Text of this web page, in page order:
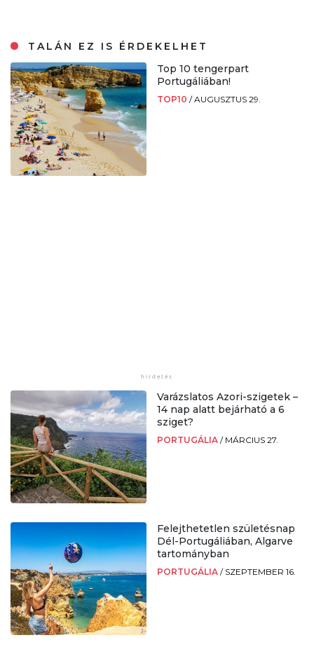
TALÁN EZ IS ÉRDEKELHET
Top 10 tengerpart
Portugáliában!
TOP10 /AUGUSZTUS 29.
Varázslatos Azori-szigetek –
14 nap alatt bejárható a 6
sziget?
PORTUGÁLIA / MÁRCIUS 27.
Felejthetetlen születésnap
Dél-Portugáliában, Algarve
tartományban
PORTUGÁLIA / SZEPTEMBER 16.